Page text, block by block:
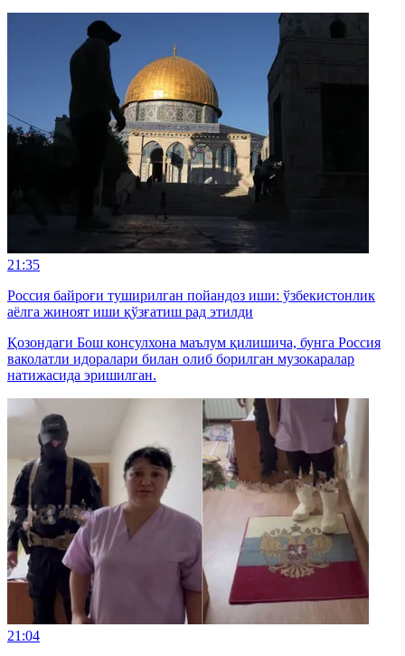
21:35
Россия байроғи туширилган пойандоз иши: ўзбекистонлик
аёлга жиноят иши қўзғатиш рад этилди
Қозондаги Бош консулхона маълум қилишича, бунга Россия
ваколатли идоралари билан олиб борилган музокаралар
натижасида эришилган.
21:04